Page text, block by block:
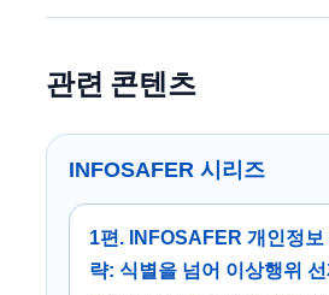
관련 콘텐츠
INFOSAFER 시리즈
1편. INFOSAFER 개인정보
략: 식별을 넘어 이상행위 선